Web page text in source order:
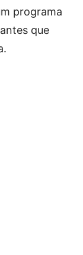
programa
que